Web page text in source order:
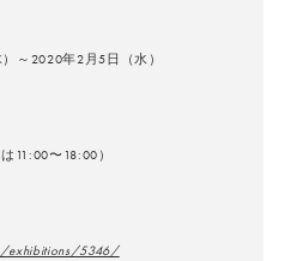
～2020年2月5日（水）
11:00〜18:00）
5346/